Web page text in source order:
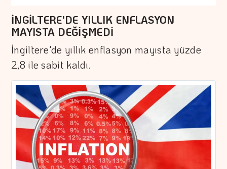
İNGİLTERE'DE YILLIK ENFLASYON
MAYISTA DEĞİŞMEDİ
İngiltere'de yıllık enflasyon mayısta yüzde
2,8 ile sabit kaldı.